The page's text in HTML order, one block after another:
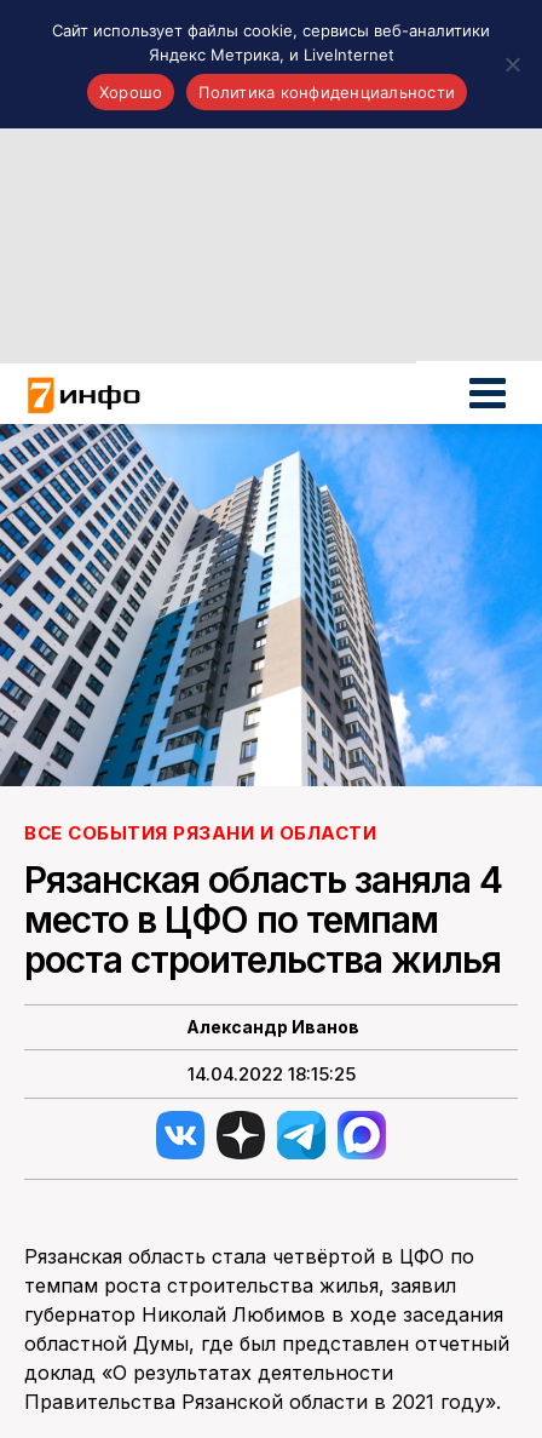
Новости России
Политика
Новости мира
Все материалы 7инфо
О НАС
ПОИСК ПО САЙТУ
ВСЕ СОБЫТИЯ РЯЗАНИ И ОБЛАСТИ
Рязанская область заняла 4
место в ЦФО по темпам
роста строительства жилья
Александр Иванов
14.04.2022 18:15:25
Рязанская область стала четвёртой в ЦФО по
темпам роста строительства жилья, заявил
губернатор Николай Любимов в ходе заседания
областной Думы, где был представлен отчетный
доклад «О результатах деятельности
Правительства Рязанской области в 2021 году».
Сайт использует файлы cookie, сервисы веб-аналитики
Яндекс Метрика, и LiveInternet
Хорошо
Политика конфиденциальности